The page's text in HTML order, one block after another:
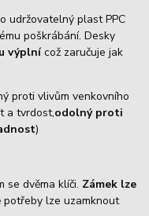
udržovatelný plast PPC
poškrábání. Desky
výplnícož zaručuje jak
proti vlivům venkovního
a tvrdost,odolný proti
)
se dvěma klíči. Zámek lze
potřeby lze uzamknout